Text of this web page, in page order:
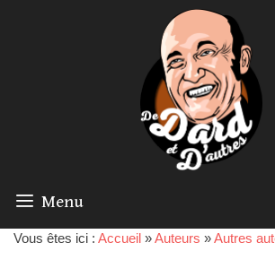
Menu
Vous êtes ici : Accueil »Auteurs »Autres